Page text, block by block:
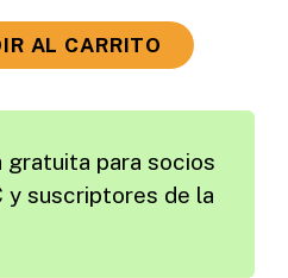
AL CARRITO
gratuita para socios
y suscriptores de la